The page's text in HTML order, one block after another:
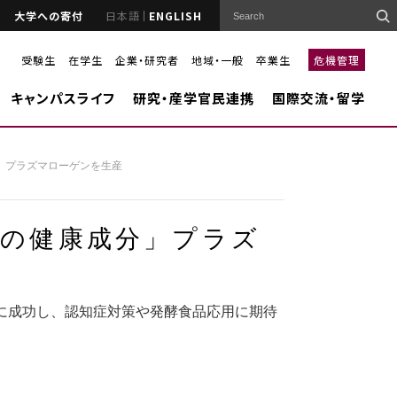
大学への寄付 日本語 ENGLISH
受験生 在学生 企業・研究者 地域・一般 卒業生 危機管理
キャンパスライフ 研究・産学官民連携 国際交流・留学
プラズマローゲンを生産
健康成分」プラズ
功し、認知症対策や発酵食品応用に期待